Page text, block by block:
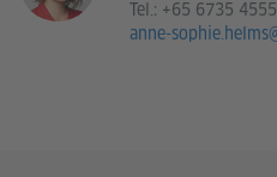
Tel.: +65 6735 4555
anne-